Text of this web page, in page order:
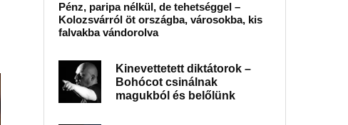
Pénz, paripa nélkül, de tehetséggel –
Kolozsvárról öt országba, városokba, kis
falvakba vándorolva
Kinevettetett diktátorok –
Bohócot csinálnak
magukból és belőlünk